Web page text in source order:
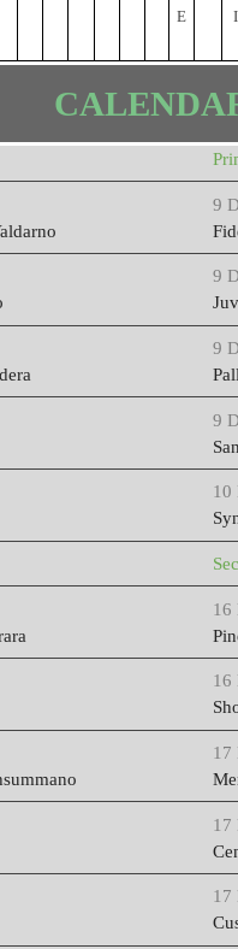
E
I
9
9
9
9
10
16
16
17
17
17
Valdarno
Livorno
Carrara